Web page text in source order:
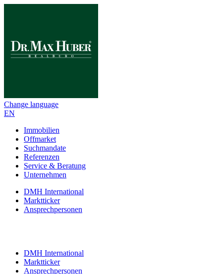
Change language
EN
Immobilien
Offmarket
Suchmandate
Referenzen
Service & Beratung
Unternehmen
DMH International
Marktticker
Ansprechpersonen
DMH International
Marktticker
Ansprechpersonen